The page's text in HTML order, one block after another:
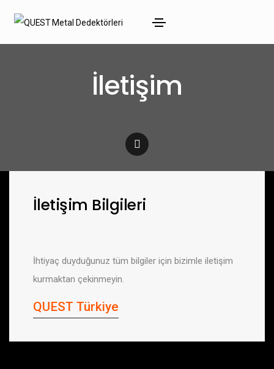
İletişim
İletişim Bilgileri
İhtiyaç duyduğunuz tüm bilgiler için bizimle iletişim
kurmaktan çekinmeyin.
QUEST Türkiye